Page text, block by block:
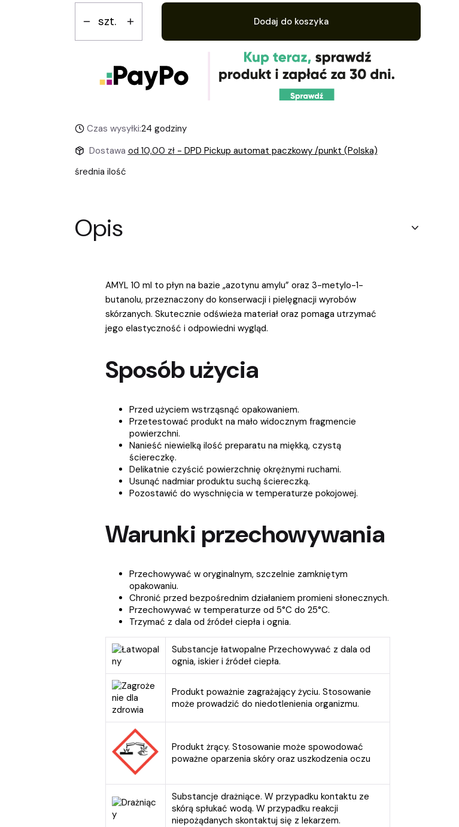
szt. Dodaj do koszyka
Czas wysyłki:24 godziny
Dostawa od 10,00 zł - DPD Pickup automat paczkowy /punkt (Polska)
średnia ilość
Opis
AMYL 10 ml to płyn na bazie „azotynu amylu” oraz 3-metylo-1-
butanolu, przeznaczony do konserwacji i pielęgnacji wyrobów
skórzanych. Skutecznie odświeża materiał oraz pomaga utrzymać
jego elastyczność i odpowiedni wygląd.
Sposób użycia
Przed użyciem wstrząsnąć opakowaniem.
Przetestować produkt na mało widocznym fragmencie
powierzchni.
Nanieść niewielką ilość preparatu na miękką, czystą
ściereczkę.
Delikatnie czyścić powierzchnię okrężnymi ruchami.
Usunąć nadmiar produktu suchą ściereczką.
Pozostawić do wyschnięcia w temperaturze pokojowej.
Warunki przechowywania
Przechowywać w oryginalnym, szczelnie zamkniętym
opakowaniu.
Chronić przed bezpośrednim działaniem promieni słonecznych.
Przechowywać w temperaturze od 5°C do 25°C.
Trzymać z dala od źródeł ciepła i ognia.
Substancje łatwopalne Przechowywać z dala od
ognia, iskier i źródeł ciepła.
Produkt poważnie zagrażający życiu. Stosowanie
może prowadzić do niedotlenienia organizmu.
Produkt żrący. Stosowanie może spowodować
poważne oparzenia skóry oraz uszkodzenia oczu
Substancje drażniące. W przypadku kontaktu ze
skórą spłukać wodą. W przypadku reakcji
niepożądanych skontaktuj się z lekarzem.